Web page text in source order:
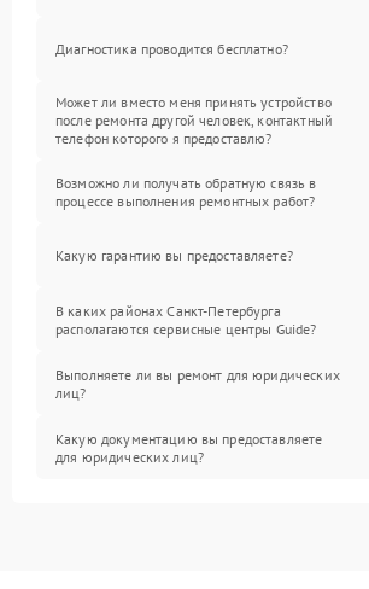
Диагностика проводится бесплатно?
Может ли вместо меня принять устройство
после ремонта другой человек, контактный
телефон которого я предоставлю?
Возможно ли получать обратную связь в
процессе выполнения ремонтных работ?
Какую гарантию вы предоставляете?
В каких районах Санкт-Петербурга
располагаются сервисные центры Guide?
Выполняете ли вы ремонт для юридических
лиц?
Какую документацию вы предоставляете
для юридических лиц?